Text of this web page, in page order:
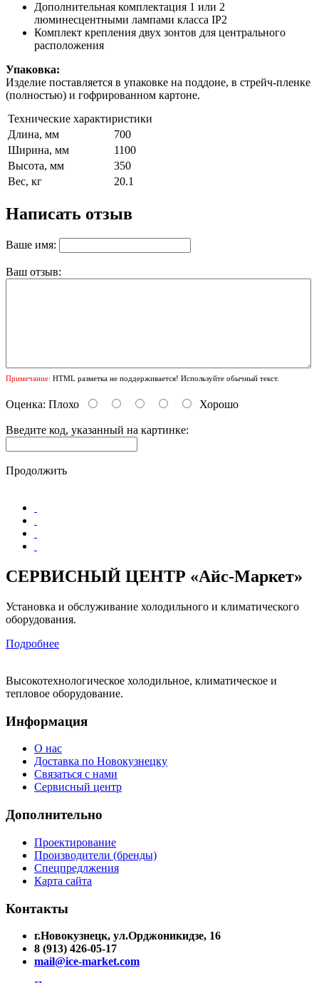
Дополнительная комплектация 1 или 2
люминесцентными лампами класса IP2
Комплект крепления двух зонтов для центрального
расположения
Упаковка:
Изделие поставляется в упаковке на поддоне, в стрейч-пленке
(полностью) и гофрированном картоне.
Технические характиристики
Длина, мм
700
Ширина, мм
1100
Высота, мм
350
Вес, кг
20.1
Написать отзыв
Ваше имя:
Ваш отзыв:
Примечание: HTML разметка не поддерживается! Используйте обычный текст.
Оценка: Плохо Хорошо
Введите код, указанный на картинке:
Продолжить
СЕРВИСНЫЙ ЦЕНТР «Айс-Маркет»
Установка и обслуживание холодильного и климатического
оборудования.
Подробнее
Высокотехнологическое холодильное, климатическое и
тепловое оборудование.
Информация
О нас
Доставка по Новокузнецку
Связаться с нами
Сервисный центр
Дополнительно
Проектирование
Производители (бренды)
Спецпредлжения
Карта сайта
Контакты
г.Новокузнецк, ул.Орджоникидзе, 16
8 (913) 426-05-17
mail@ice-market.com